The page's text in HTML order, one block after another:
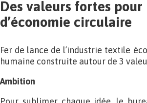
Des valeurs fortes
d’économie circulaire
Fer de lance de l’industrie textile
humaine construite autour de 3
Ambition